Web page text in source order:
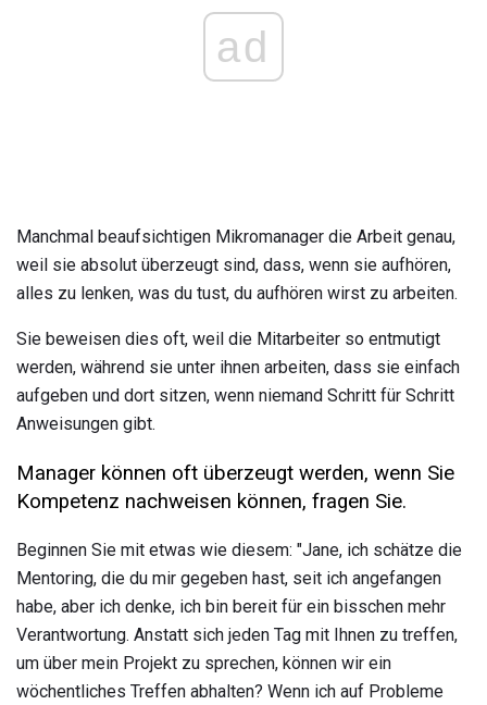
ad
Manchmal beaufsichtigen Mikromanager die Arbeit genau,
weil sie absolut überzeugt sind, dass, wenn sie aufhören,
alles zu lenken, was du tust, du aufhören wirst zu arbeiten.
Sie beweisen dies oft, weil die Mitarbeiter so entmutigt
werden, während sie unter ihnen arbeiten, dass sie einfach
aufgeben und dort sitzen, wenn niemand Schritt für Schritt
Anweisungen gibt.
Manager können oft überzeugt werden, wenn Sie
Kompetenz nachweisen können, fragen Sie.
Beginnen Sie mit etwas wie diesem: "Jane, ich schätze die
Mentoring, die du mir gegeben hast, seit ich angefangen
habe, aber ich denke, ich bin bereit für ein bisschen mehr
Verantwortung. Anstatt sich jeden Tag mit Ihnen zu treffen,
um über mein Projekt zu sprechen, können wir ein
wöchentliches Treffen abhalten? Wenn ich auf Probleme